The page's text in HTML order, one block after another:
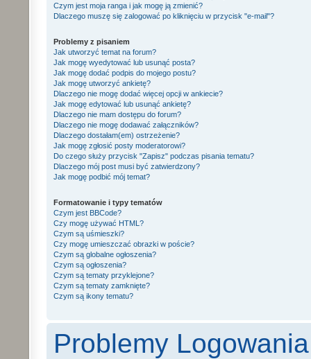
Czym jest moja ranga i jak mogę ją zmienić?
Dlaczego muszę się zalogować po kliknięciu w przycisk "e-mail"?
Problemy z pisaniem
Jak utworzyć temat na forum?
Jak mogę wyedytować lub usunąć posta?
Jak mogę dodać podpis do mojego postu?
Jak mogę utworzyć ankietę?
Dlaczego nie mogę dodać więcej opcji w ankiecie?
Jak mogę edytować lub usunąć ankietę?
Dlaczego nie mam dostępu do forum?
Dlaczego nie mogę dodawać załączników?
Dlaczego dostałam(em) ostrzeżenie?
Jak mogę zgłosić posty moderatorowi?
Do czego służy przycisk "Zapisz" podczas pisania tematu?
Dlaczego mój post musi być zatwierdzony?
Jak mogę podbić mój temat?
Formatowanie i typy tematów
Czym jest BBCode?
Czy mogę używać HTML?
Czym są uśmieszki?
Czy mogę umieszczać obrazki w poście?
Czym są globalne ogłoszenia?
Czym są ogłoszenia?
Czym są tematy przyklejone?
Czym są tematy zamknięte?
Czym są ikony tematu?
Problemy